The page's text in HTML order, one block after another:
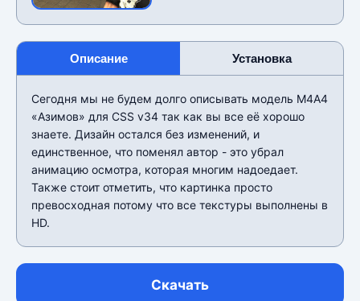
Описание Установка
Сегодня мы не будем долго описывать модель М4А4
«Азимов» для CSS v34 так как вы все её хорошо
знаете. Дизайн остался без изменений, и
единственное, что поменял автор - это убрал
анимацию осмотра, которая многим надоедает.
Также стоит отметить, что картинка просто
превосходная потому что все текстуры выполнены в
HD.
Скачать